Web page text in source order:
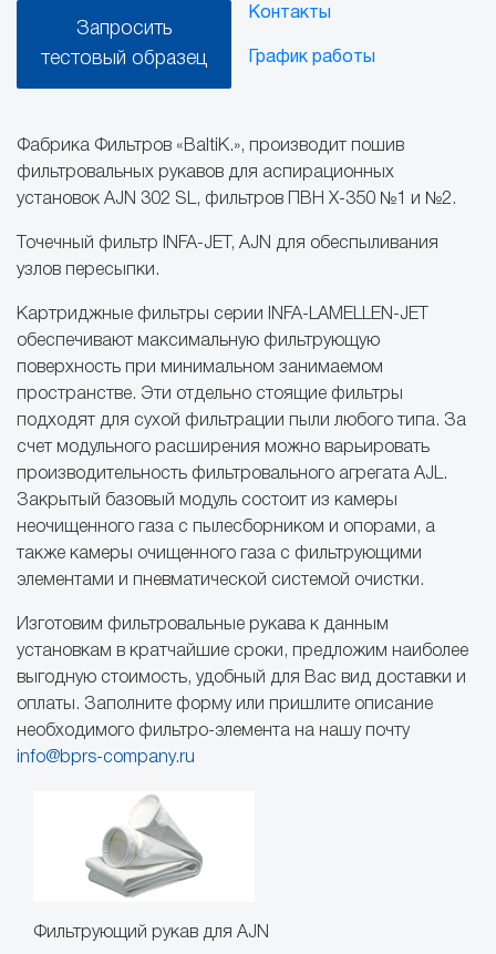
Запросить
тестовый образец
Контакты
График работы
Фабрика Фильтров «BaltiK.», производит пошив
фильтровальных рукавов для аспирационных
установок AJN 302 SL, фильтров ПВН Х-350 №1 и №2.
Точечный фильтр INFA-JET, AJN для обеспыливания
узлов пересыпки.
Картриджные фильтры серии INFA-LAMELLEN-JET
обеспечивают максимальную фильтрующую
поверхность при минимальном занимаемом
пространстве. Эти отдельно стоящие фильтры
подходят для сухой фильтрации пыли любого типа. За
счет модульного расширения можно варьировать
производительность фильтровального агрегата AJL.
Закрытый базовый модуль состоит из камеры
неочищенного газа с пылесборником и опорами, а
также камеры очищенного газа с фильтрующими
элементами и пневматической системой очистки.
Изготовим фильтровальные рукава к данным
установкам в кратчайшие сроки, предложим наиболее
выгодную стоимость, удобный для Вас вид доставки и
оплаты. Заполните форму или пришлите описание
необходимого фильтро-элемента на нашу почту
info@bprs-company.ru
Фильтрующий рукав для AJN